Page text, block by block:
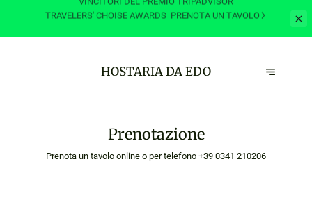
VINCITORI DEL PREMIO TRIPADVISOR
HOSTARIA DA EDO
Prenotazione
Prenota un tavolo online o per telefono +39 0341 210206